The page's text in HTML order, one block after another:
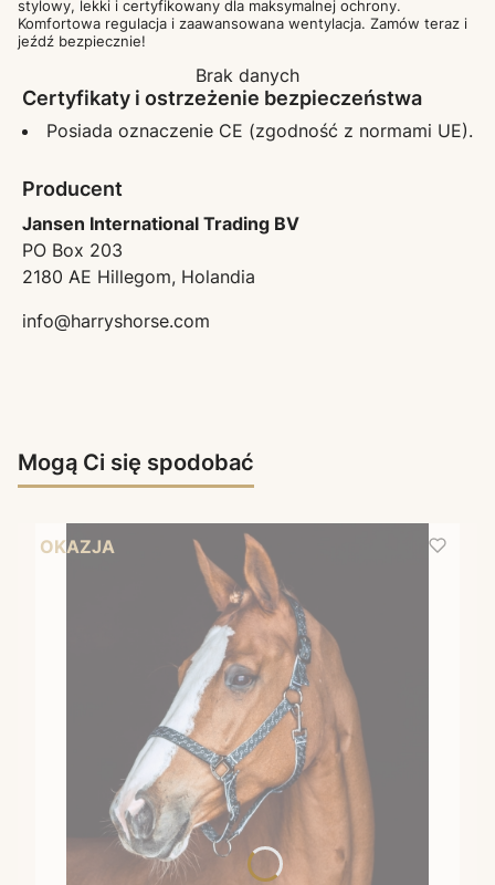
stylowy, lekki i certyfikowany dla maksymalnej ochrony.
Komfortowa regulacja i zaawansowana wentylacja. Zamów teraz i
jeźdź bezpiecznie!
Brak danych
Certyfikaty i ostrzeżenie bezpieczeństwa
Posiada oznaczenie CE (zgodność z normami UE).
Producent
Jansen International Trading BV
PO Box 203
2180 AE Hillegom, Holandia
info@harryshorse.com
Mogą Ci się spodobać
OKAZJA